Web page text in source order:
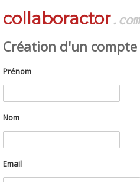
collaboractor.com
Création d'un compte
Prénom
Nom
Email